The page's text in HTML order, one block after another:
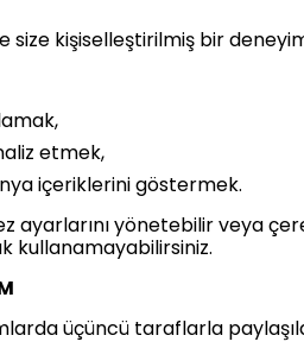
size kişiselleştirilmiş bir
etmek,
içeriklerini göstermek.
ayarlarını yönetebilir veya
kullanamayabilirsiniz.
üçüncü taraflarla